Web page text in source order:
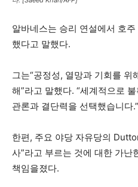
알바네스는 승리 연설에서 호
했다고 말했다.
그는“공정성, 열망과 기회를 위
해”라고 말했다. “세계적으로
관론과 결단력을 선택했습니다.”
한편, 주요 야당 자유당의
사”라고 부르는 것에 대한 가난
책임을졌다.